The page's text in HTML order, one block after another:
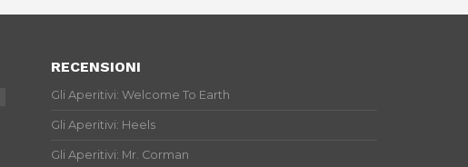
RECENSIONI
Gli Aperitivi: Welcome To Earth
Gli Aperitivi: Heels
Gli Aperitivi: Mr. Corman